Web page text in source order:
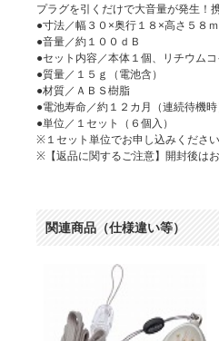
プラグを引くだけで大音量が発生！
●寸法／幅３０×奥行１８×高さ５８
●音量／約１００ｄＢ
●セット内容／本体１個、リチウム
●質量／１５ｇ（電池含）
●材質／ＡＢＳ樹脂
●電池寿命／約１２カ月（連続待機
●単位／１セット（６個入）
※１セット単位でお申し込みください
※【返品に関するご注意】開封後は
関連商品（仕様違い等）